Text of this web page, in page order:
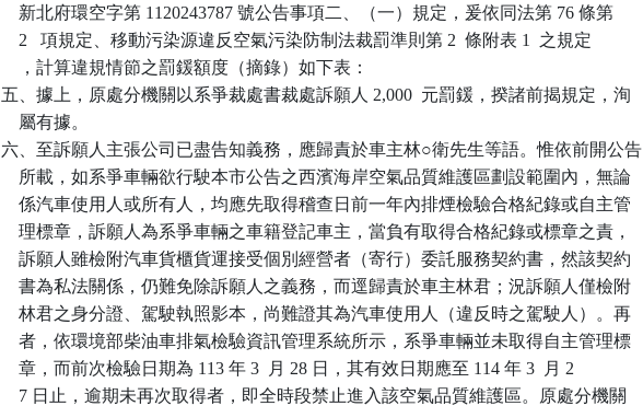
    新北府環空字第 1120243787 號公告事項二、（一）規定，爰依同法第 76 條第
    2   項規定、移動污染源違反空氣污染防制法裁罰準則第 2  條附表 1  之規定
    ，計算違規情節之罰鍰額度（摘錄）如下表：
五、據上，原處分機關以系爭裁處書裁處訴願人 2,000  元罰鍰，揆諸前揭規定，洵
    屬有據。
六、至訴願人主張公司已盡告知義務，應歸責於車主林○衛先生等語。惟依前開公告
    所載，如系爭車輛欲行駛本市公告之西濱海岸空氣品質維護區劃設範圍內，無論
    係汽車使用人或所有人，均應先取得稽查日前一年內排煙檢驗合格紀錄或自主管
    理標章，訴願人為系爭車輛之車籍登記車主，當負有取得合格紀錄或標章之責，
    訴願人雖檢附汽車貨櫃貨運接受個別經營者（寄行）委託服務契約書，然該契約
    書為私法關係，仍難免除訴願人之義務，而逕歸責於車主林君；況訴願人僅檢附
    林君之身分證、駕駛執照影本，尚難證其為汽車使用人（違反時之駕駛人）。再
    者，依環境部柴油車排氣檢驗資訊管理系統所示，系爭車輛並未取得自主管理標
    章，而前次檢驗日期為 113 年 3  月 28 日，其有效日期應至 114 年 3  月 2
    7 日止，逾期未再次取得者，即全時段禁止進入該空氣品質維護區。原處分機關